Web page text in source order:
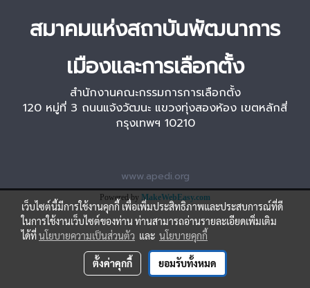
สมาคมแห่งสถาบันพัฒนาการ
เมืองและการเลือกตั้ง
สำนักงานคณะกรรมการการเลือกตั้ง
120 หมู่ที่ 3 ถนนแจ้งวัฒนะ แขวงทุ่งสองห้อง เขตหลักสี่
กรุงเทพฯ 10210
www.apedi.org
Powered by MakeWebEasy.com
เว็บไซต์นี้มีการใช้งานคุกกี้ เพื่อเพิ่มประสิทธิภาพและประสบการณ์ที่ดี
ในการใช้งานเว็บไซต์ของท่าน ท่านสามารถอ่านรายละเอียดเพิ่มเติม
ได้ที่นโยบายความเป็นส่วนตัว และ นโยบายคุกกี้
ตั้งค่าคุกกี้ ยอมรับทั้งหมด